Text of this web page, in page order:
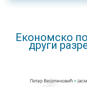
Економско
други